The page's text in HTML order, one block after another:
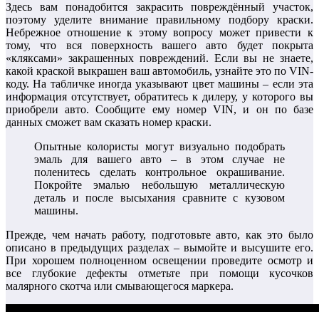
Здесь вам понадобится закрасить повреждённый участок,
поэтому уделите внимание правильному подбору краски.
Небрежное отношение к этому вопросу может привести к
тому, что вся поверхность вашего авто будет покрыта
«кляксами» закрашенных повреждений. Если вы не знаете,
какой краской выкрашен ваш автомобиль, узнайте это по VIN-
коду. На табличке иногда указывают цвет машины – если эта
информация отсутствует, обратитесь к дилеру, у которого вы
приобрели авто. Сообщите ему номер VIN, и он по базе
данных сможет вам сказать номер краски.
Опытные колористы могут визуально подобрать
эмаль для вашего авто – в этом случае не
поленитесь сделать контрольное окрашивание.
Покройте эмалью небольшую металлическую
деталь и после высыхания сравните с кузовом
машины.
Прежде, чем начать работу, подготовьте авто, как это было
описано в предыдущих разделах – вымойте и высушите его.
При хорошем полноценном освещении проведите осмотр и
все глубокие дефекты отметьте при помощи кусочков
малярного скотча или смывающегося маркера.